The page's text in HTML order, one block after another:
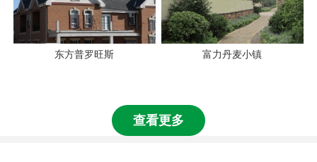
东方普罗旺斯 富力丹麦小镇
查看更多